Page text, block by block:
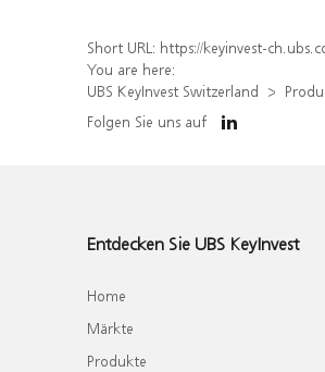
Short URL: https://keyinvest-ch.ubs.com/produkt/detail/index/
You are here:
UBS KeyInvest Switzerland
Folgen Sie uns auf
Entdecken Sie UBS KeyInvest
Home
Märkte
Produkte